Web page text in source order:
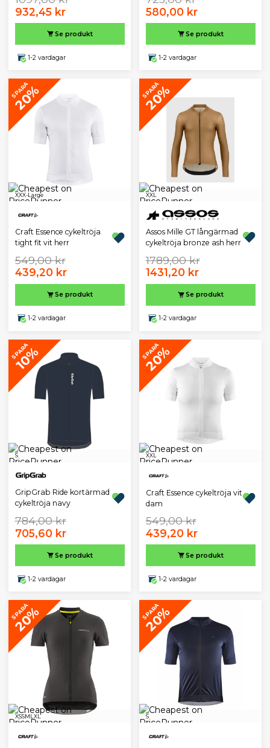
932,45 kr
Se produkt
1-2 vardagar
580,00 kr
Se produkt
1-2 vardagar
SPARA
20%
XXX-Large
Craft Essence cykeltröja
tight fit vit herr
549,00 kr
439,20 kr
Se produkt
1-2 vardagar
SPARA
20%
XXL
Assos Mille GT långärmad
cykeltröja bronze ash herr
1789,00 kr
1431,20 kr
Se produkt
1-2 vardagar
SPARA
10%
S
GripGrab Ride kortärmad
cykeltröja navy
784,00 kr
705,60 kr
Se produkt
1-2 vardagar
SPARA
20%
XXL
Craft Essence cykeltröja vit
dam
549,00 kr
439,20 kr
Se produkt
1-2 vardagar
SPARA
20%
XSSML XL
SPARA
20%
S